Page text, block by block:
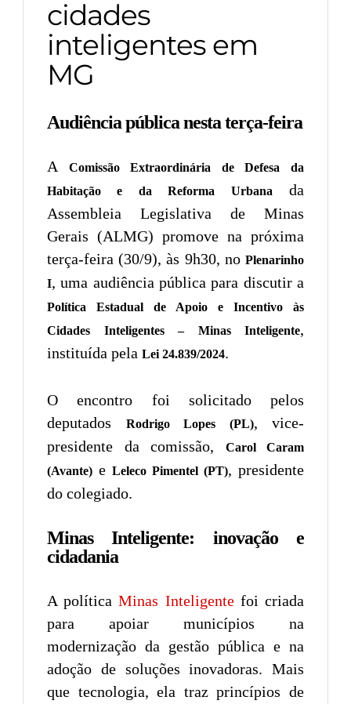
cidades
inteligentes em
MG
Audiência pública nesta terça-feira
A
Comissão Extraordinária de Defesa da
Habitação e da Reforma Urbana
da
Assembleia Legislativa de Minas
Gerais (ALMG) promove na próxima
terça-feira (30/9), às 9h30, no Plenarinho
I, uma audiência pública para discutir a
Política Estadual de Apoio e Incentivo às
Cidades Inteligentes – Minas Inteligente,
instituída pela Lei 24.839/2024.
O encontro foi solicitado pelos
deputados
Rodrigo Lopes (PL), vice-
presidente da comissão,
Carol Caram
(Avante) e Leleco Pimentel (PT), presidente
do colegiado.
Minas Inteligente: inovação e
cidadania
A políticaMinas Inteligentefoi criada
para apoiar municípios na
modernização da gestão pública e na
adoção de soluções inovadoras. Mais
que tecnologia, ela traz princípios de